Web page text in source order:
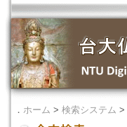
． ホーム > 検索システム >